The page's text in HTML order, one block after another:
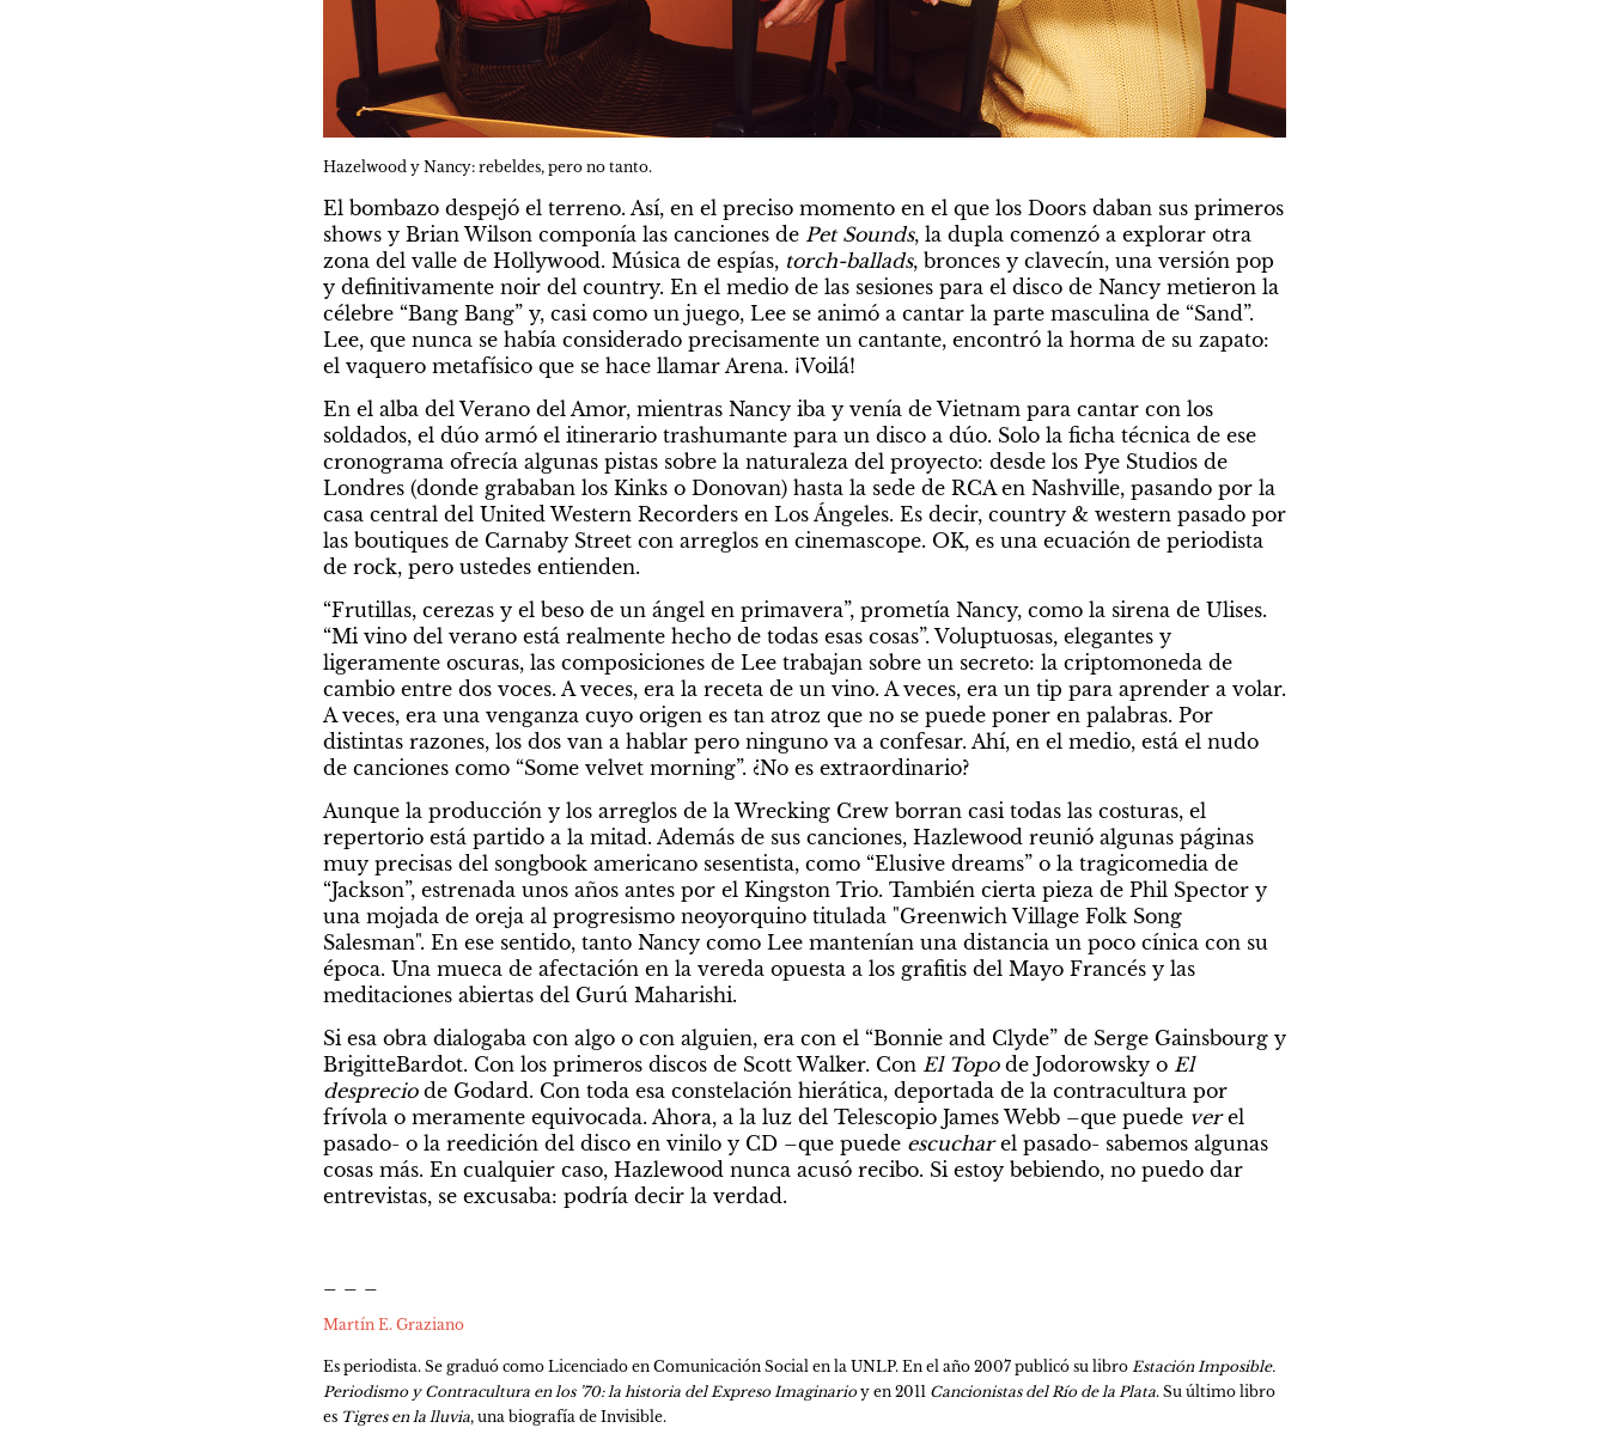
Hazelwood y Nancy: rebeldes, pero no tanto.
El bombazo despejó el terreno. Así, en el preciso momento en el que los Doors daban sus primeros
shows y Brian Wilson componía las canciones de Pet Sounds, la dupla comenzó a explorar otra
zona del valle de Hollywood. Música de espías, torch-ballads, bronces y clavecín, una versión pop
y definitivamente noir del country. En el medio de las sesiones para el disco de Nancy metieron la
célebre “Bang Bang” y, casi como un juego, Lee se animó a cantar la parte masculina de “Sand”.
Lee, que nunca se había considerado precisamente un cantante, encontró la horma de su zapato:
el vaquero metafísico que se hace llamar Arena. ¡Voilá!
En el alba del Verano del Amor, mientras Nancy iba y venía de Vietnam para cantar con los
soldados, el dúo armó el itinerario trashumante para un disco a dúo. Solo la ficha técnica de ese
cronograma ofrecía algunas pistas sobre la naturaleza del proyecto: desde los Pye Studios de
Londres (donde grababan los Kinks o Donovan) hasta la sede de RCA en Nashville, pasando por la
casa central del United Western Recorders en Los Ángeles. Es decir, country & western pasado por
las boutiques de Carnaby Street con arreglos en cinemascope. OK, es una ecuación de periodista
de rock, pero ustedes entienden.
“Frutillas, cerezas y el beso de un ángel en primavera”, prometía Nancy, como la sirena de Ulises.
“Mi vino del verano está realmente hecho de todas esas cosas”. Voluptuosas, elegantes y
ligeramente oscuras, las composiciones de Lee trabajan sobre un secreto: la criptomoneda de
cambio entre dos voces. A veces, era la receta de un vino. A veces, era un tip para aprender a volar.
A veces, era una venganza cuyo origen es tan atroz que no se puede poner en palabras. Por
distintas razones, los dos van a hablar pero ninguno va a confesar. Ahí, en el medio, está el nudo
de canciones como “Some velvet morning”. ¿No es extraordinario?
Aunque la producción y los arreglos de la Wrecking Crew borran casi todas las costuras, el
repertorio está partido a la mitad. Además de sus canciones, Hazlewood reunió algunas páginas
muy precisas del songbook americano sesentista, como “Elusive dreams” o la tragicomedia de
“Jackson”, estrenada unos años antes por el Kingston Trio. También cierta pieza de Phil Spector y
una mojada de oreja al progresismo neoyorquino titulada "Greenwich Village Folk Song
Salesman". En ese sentido, tanto Nancy como Lee mantenían una distancia un poco cínica con su
época. Una mueca de afectación en la vereda opuesta a los grafitis del Mayo Francés y las
meditaciones abiertas del Gurú Maharishi.
Si esa obra dialogaba con algo o con alguien, era con el “Bonnie and Clyde” de Serge Gainsbourg y
BrigitteBardot. Con los primeros discos de Scott Walker. Con El Topo de Jodorowsky o El
desprecio de Godard. Con toda esa constelación hierática, deportada de la contracultura por
frívola o meramente equivocada. Ahora, a la luz del Telescopio James Webb –que puede ver el
pasado- o la reedición del disco en vinilo y CD –que puede escuchar el pasado- sabemos algunas
cosas más. En cualquier caso, Hazlewood nunca acusó recibo. Si estoy bebiendo, no puedo dar
entrevistas, se excusaba: podría decir la verdad.
Martín E. Graziano
Es periodista. Se graduó como Licenciado en Comunicación Social en la UNLP. En el año 2007 publicó su libro Estación Imposible.
Periodismo y Contracultura en los ’70: la historia del Expreso Imaginario y en 2011 Cancionistas del Río de la Plata. Su último libro
es Tigres en la lluvia, una biografía de Invisible.